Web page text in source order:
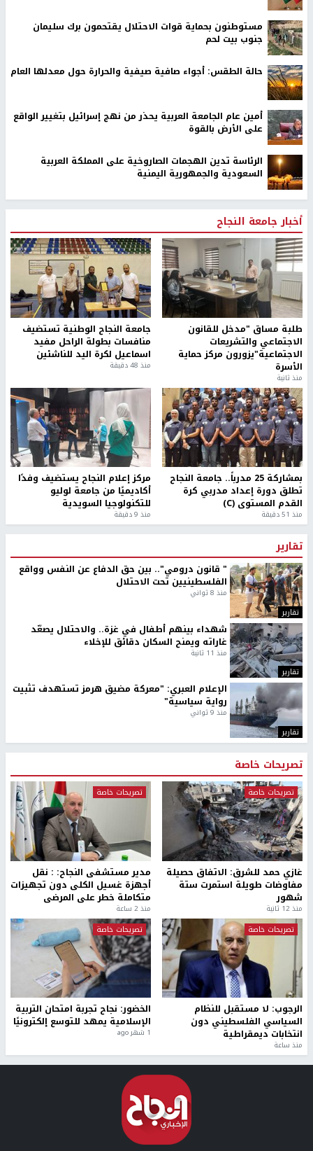
مستوطنون بحماية قوات الاحتلال يقتحمون برك سليمان
جنوب بيت لحم
حالة الطقس: أجواء صافية صيفية والحرارة حول معدلها العام
أمين عام الجامعة العربية يحذر من نهج إسرائيل بتغيير الواقع
على الأرض بالقوة
الرئاسة تدين الهجمات الصاروخية على المملكة العربية
السعودية والجمهورية اليمنية
أخبار جامعة النجاح
طلبة مساق "مدخل للقانون
الاجتماعي والتشريعات
الاجتماعية"يزورون مركز حماية
الأسرة
منذ ثانية
جامعة النجاح الوطنية تستضيف
منافسات بطولة الراحل مفيد
اسماعيل لكرة اليد للناشئين
منذ 48 دقيقة
بمشاركة 25 مدرباً.. جامعة النجاح
تطلق دورة إعداد مدربي كرة
القدم المستوى (C)
منذ 51 دقيقة
مركز إعلام النجاح يستضيف وفدًا
أكاديميًا من جامعة لوليو
للتكنولوجيا السويدية
منذ 9 دقيقة
تقارير
تقارير
" قانون درومي".. بين حق الدفاع عن النفس وواقع
الفلسطينيين تحت الاحتلال
منذ 8 ثواني
تقارير
شهداء بينهم أطفال في غزة.. والاحتلال يصعّد
غاراته ويمنح السكان دقائق للإخلاء
منذ 11 ثانية
تقارير
الإعلام العبري: "معركة مضيق هرمز تستهدف تثبيت
رواية سياسية"
منذ 9 ثواني
تصريحات خاصة
تصريحات خاصة
غازي حمد للشرق: الاتفاق حصيلة
مفاوضات طويلة استمرت ستة
شهور
منذ 12 ثانية
تصريحات خاصة
مدير مستشفى النجاح: : نقل
أجهزة غسيل الكلى دون تجهيزات
متكاملة خطر على المرضى
منذ 2 ساعة
تصريحات خاصة
الرجوب: لا مستقبل للنظام
السياسي الفلسطيني دون
انتخابات ديمقراطية
منذ ساعة
تصريحات خاصة
الخضور: نجاح تجربة امتحان التربية
الإسلامية يمهد للتوسع إلكترونيًا
1 شهر ago